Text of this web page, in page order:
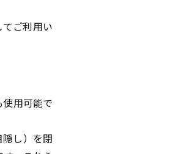
ご利用い
用可能で
し）を閉